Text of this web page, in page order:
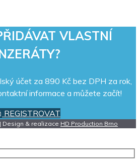
VLASTNÍ
účet za 890 Kč bez DPH za rok,
informace a můžete začít!
REGISTROVAT
Design & realizace HD Production Brno